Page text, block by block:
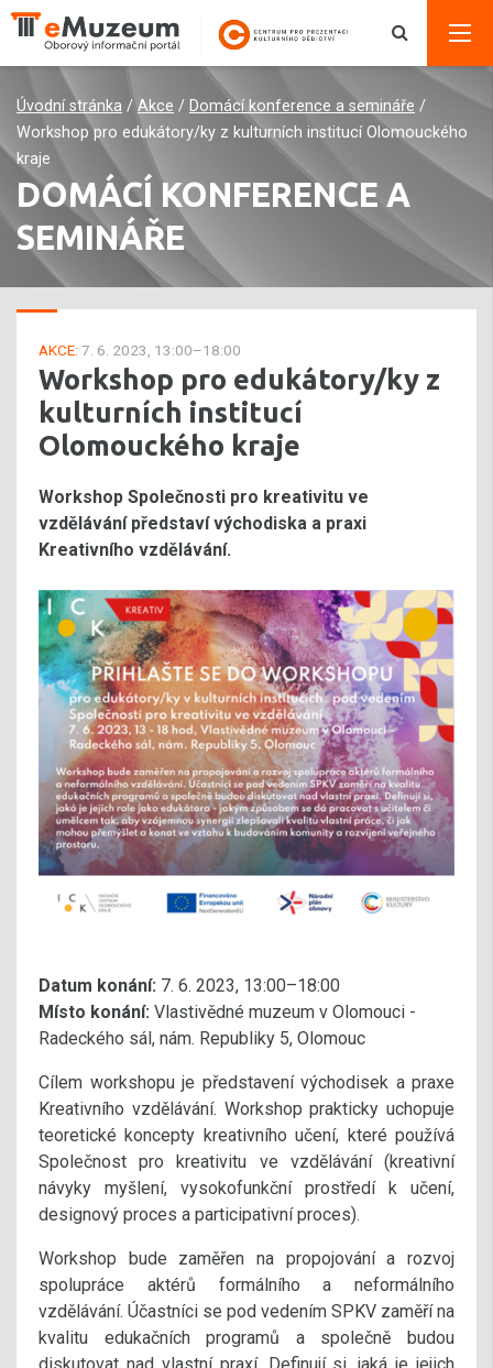
Úvodní stránka / Akce / Domácí konference a semináře /
Workshop pro edukátory/ky z kulturních institucí Olomouckého
kraje
DOMÁCÍ KONFERENCE A
SEMINÁŘE
AKCE: 7. 6. 2023, 13:00–18:00
Workshop pro edukátory/ky z
kulturních institucí
Olomouckého kraje
Workshop Společnosti pro kreativitu ve
vzdělávání představí východiska a praxi
Kreativního vzdělávání.
Datum konání: 7. 6. 2023, 13:00–18:00
Místo konání: Vlastivědné muzeum v Olomouci -
Radeckého sál, nám. Republiky 5, Olomouc
Cílem workshopu je představení východisek a praxe
Kreativního vzdělávání. Workshop prakticky uchopuje
teoretické koncepty kreativního učení, které používá
Společnost pro kreativitu ve vzdělávání (kreativní
návyky myšlení, vysokofunkční prostředí k učení,
designový proces a participativní proces).
Workshop bude zaměřen na propojování a rozvoj
spolupráce aktérů formálního a neformálního
vzdělávání. Účastníci se pod vedením SPKV zaměří na
kvalitu edukačních programů a společně budou
diskutovat nad vlastní praxí. Definují si, jaká je jejich